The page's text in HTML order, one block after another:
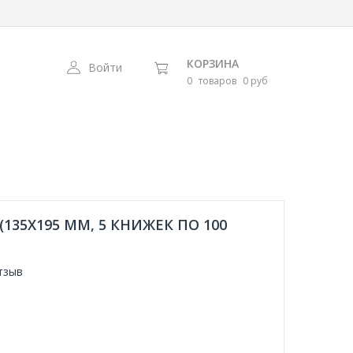
Войти КОРЗИНА
0 товаров 0 руб
ММ, 5 КНИЖЕК ПО 100